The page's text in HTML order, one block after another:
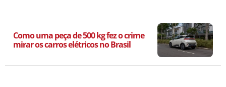
Como uma peça de 500 kg fez o crime
mirar os carros elétricos no Brasil